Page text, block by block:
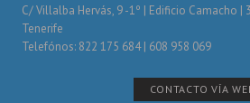
C/ Villalba Hervás, 9 -1º | Edificio Camacho |
Tenerife
Telefónos: 822 175 684 | 608 958 069
CONTACTO VÍA